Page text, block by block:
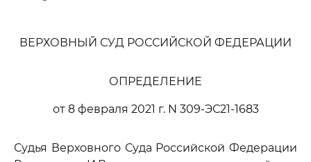
ВЕРХОВНЫЙ СУД РОССИЙСКОЙ ФЕДЕРАЦИИ
ОПРЕДЕЛЕНИЕ
от 8 февраля 2021 г. N 309-ЭС21-1683
Судья Верховного Суда Российской Федерации